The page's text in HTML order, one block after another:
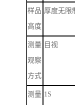
样品
高度
厚度无限
测量
观察
方式
目视
测量 1S